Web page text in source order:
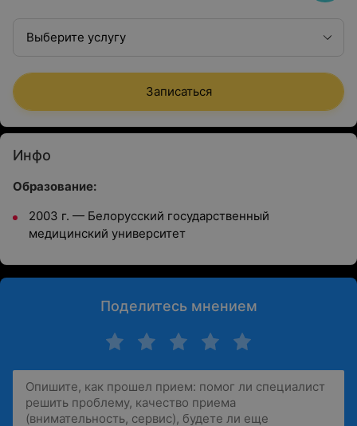
Выберите услугу
Записаться
Инфо
Образование:
2003 г. — Белорусский государственный
медицинский университет
Поделитесь мнением